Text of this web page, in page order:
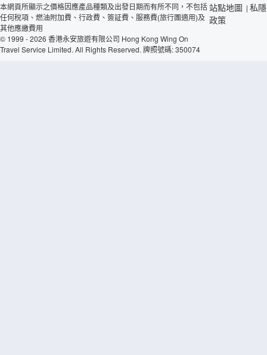
本網頁所顯示之價格因應產品種類及出發日期而有所不同，不包括
任何稅項、燃油附加費、行政費、簽証費、服務費(旅行團適用)及
其他應繳費用
© 1999 - 2026 香港永安旅遊有限公司 Hong Kong Wing On
Travel Service Limited. All Rights Reserved. 牌照號碼: 350074
站點地圖 | 私隱
政策